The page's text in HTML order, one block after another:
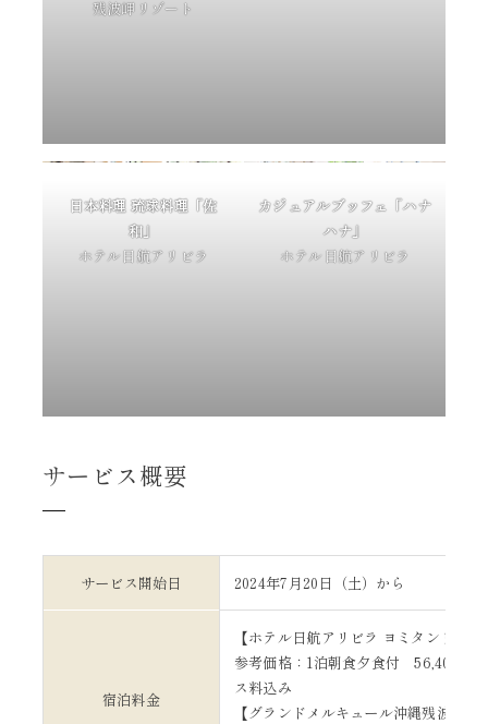
残波岬リゾート
日本料理 琉球料理「佐
和」
ホテル日航アリビラ
カジュアルブッフェ「ハナ
ハナ」
ホテル日航アリビラ
サービス概要
サービス開始日 2024年7月20日（土）から
宿泊料金
【ホテル日航アリビラ ヨミタンリゾ
参考価格：1泊朝食夕食付 56,400円
ス料込み
【グランドメルキュール沖縄残波岬リ